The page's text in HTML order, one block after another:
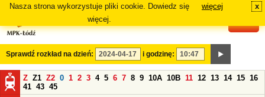
Nasza strona wykorzystuje pliki cookie. Dowiedz się
więcej.
więcej x
Sprawdź rozkład na dzień: i godzinę:
Z Z1 Z2 0 1 2 3 4 5 6 7 8 9 10A 10B 11 12 13 14 15 16
41 43 45